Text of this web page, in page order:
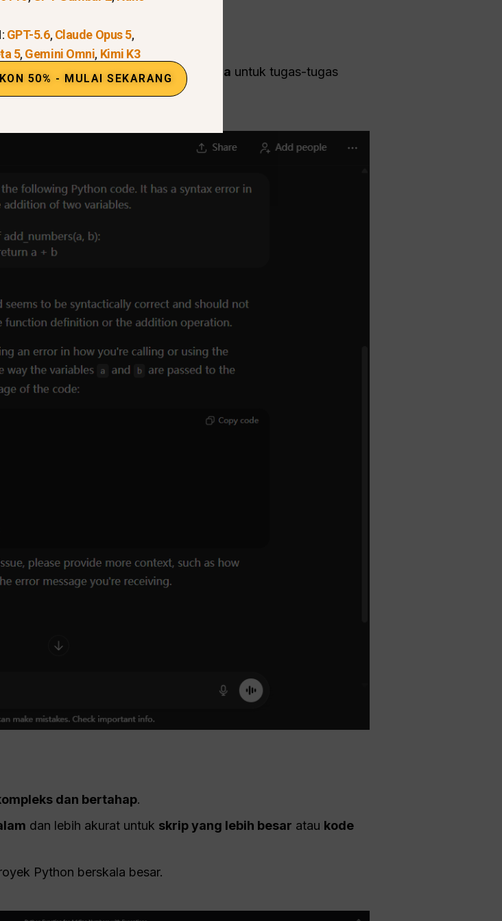
dasarsintaksiskesalahan
Perbaikan cepat dan sederhana untuk tugas-tugas
dan bertahap.
dan lebih akurat untuk skrip yang lebih besar atau kode
Python berskala besar.
GPT-5.6,Claude Opus 5,
5,Gemini Omni, Kimi K3
50% - MULAI SEKARANG